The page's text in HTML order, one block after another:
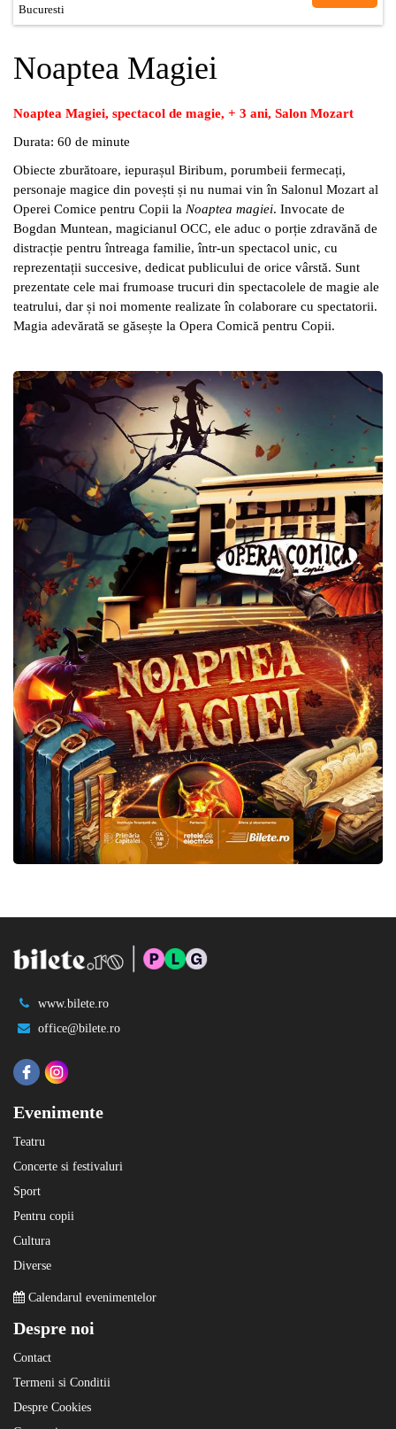
Bucuresti
Noaptea Magiei
Noaptea Magiei, spectacol de magie, + 3 ani, Salon Mozart
Durata: 60 de minute
Obiecte zburătoare, iepurașul Biribum, porumbeii fermecați,
personaje magice din povești și nu numai vin în Salonul Mozart al
Operei Comice pentru Copii la Noaptea magiei. Invocate de
Bogdan Muntean, magicianul OCC, ele aduc o porție zdravănă de
distracție pentruîntreaga familie, într-un spectacol unic, cu
reprezentații succesive, dedicat publicului de orice vârstă. Sunt
prezentate cele mai frumoase trucuri din spectacolele de magie ale
teatrului, dar și noi momente realizate în colaborare cu spectatorii.
Magia adevărată se găsește la Opera Comică pentru Copii.
www.bilete.ro
office@bilete.ro
Evenimente
Teatru
Concerte si festivaluri
Sport
Pentru copii
Cultura
Diverse
Calendarul evenimentelor
Despre noi
Contact
Termeni si Conditii
Despre Cookies